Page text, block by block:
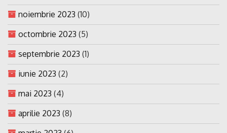
noiembrie 2023 (10)
octombrie 2023 (5)
septembrie 2023 (1)
iunie 2023 (2)
mai 2023 (4)
aprilie 2023 (8)